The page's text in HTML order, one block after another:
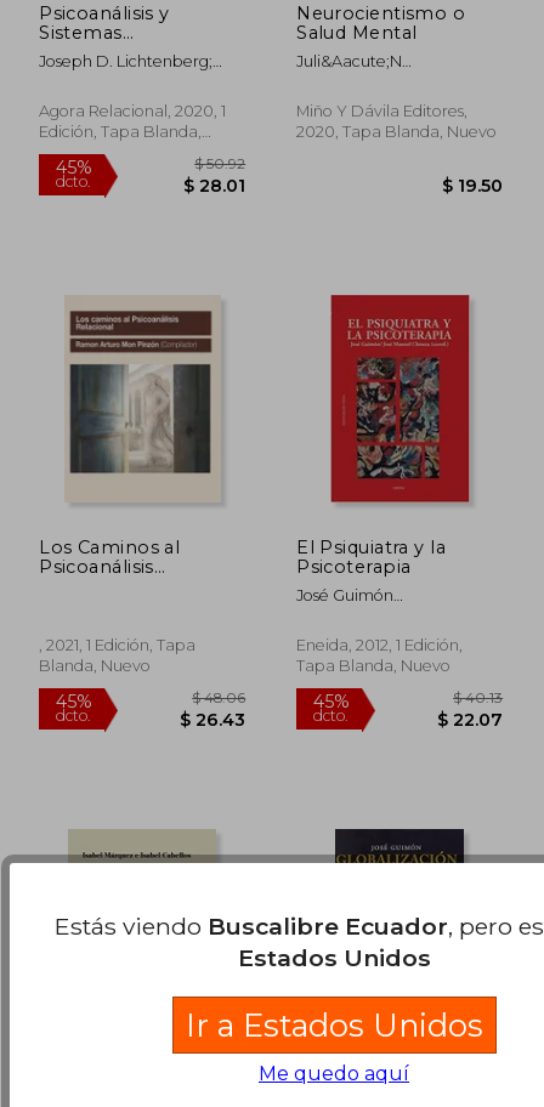
45%
dcto.
45%
dcto.
Psicoanálisis y
Sistemas
Motivacionales. Una
Nueva Mirada
Joseph D. Lichtenberg;
M. Lachmann
Agora Relacional, 2020, 1
Edición, Tapa Blanda,
Nuevo
Neurocientismo o
Salud Mental
Juli&Aacute;N
Jos&Eacute; Antonio
Castorina; Alicia Stolkiner;
Emiliano Galende; Norma
Ciccia; Santiago Rebasa
Miño Y Dávila Editores,
2020, Tapa Blanda, Nuevo
Los Caminos al
Psicoanálisis
, 2021, 1 Edición, Tapa
Blanda, Nuevo
El Psiquiatra y la
Psicoterapia
José Guimón
Chouza Pérez
Eneida, 2012, 1 Edición,
Tapa Blanda, Nuevo
Globalización y Salud
Estás viendo Buscalibre Ecuador, pero
Estados Unidos
Ir a Estados Unidos
Me quedo aquí